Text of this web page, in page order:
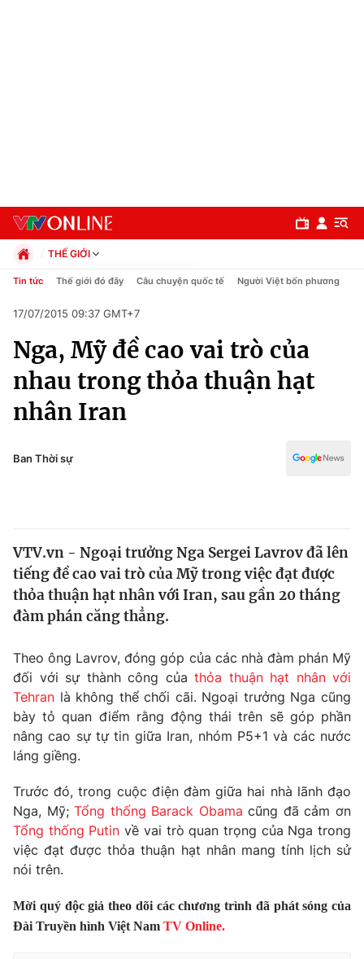
Chuyên mục
Chính trị
Xã hội
Pháp luật
Thế giới
Tin tức
Thế giới đó đây
Câu chuyện quốc tế
Kinh tế
Thị trường
Góc doanh nghiệp
Dữ liệu và đời sống
Truyền hình
Phim VTV
Hậu trường
Nhân vật
Khán giả
Giải sao mai
Giải trí
Âm nhạc
Sao
Đời sống
Du lịch
Làm đẹp
Giáo dục
Tuyển sinh
Học trực tuyến
Hitech Công nghệ tương lai
Giao lưu trực tuyến
THẾ GIỚI
Chính trị
Pháp luật
Kinh tế
Thể thao
Truyền hình
Văn hóa - Giải trí
Công nghệ
Tin tức Thế giới đó đây Câu chuyện quốc tế Người Việt bốn phương
17/07/2015 09:37 GMT+7
Nga, Mỹ đề cao vai trò của
nhau trong thỏa thuận hạt
nhân Iran
Ban Thời sự
VTV.vn - Ngoại trưởng Nga Sergei Lavrov đã lên
tiếng đề cao vai trò của Mỹ trong việc đạt được
thỏa thuận hạt nhân với Iran, sau gần 20 tháng
đàm phán căng thẳng.
Theo ông Lavrov, đóng góp của các nhà đàm phán Mỹ
đối với sự thành công của thỏa thuận hạt nhân với
Tehran là không thể chối cãi. Ngoại trưởng Nga cũng
bày tỏ quan điểm rằng động thái trên sẽ góp phần
nâng cao sự tự tin giữa Iran, nhóm P5+1 và các nước
láng giềng.
Trước đó, trong cuộc điện đàm giữa hai nhà lãnh đạo
Nga, Mỹ;Tổng thống Barack Obama cũng đã cảm ơn
Tổng thống Putin về vai trò quan trọng của Nga trong
việc đạt được thỏa thuận hạt nhân mang tính lịch sử
nói trên.
Mời quý độc giả theo dõi các chương trình đã phát sóng của
Đài Truyền hình Việt Nam TV Online.